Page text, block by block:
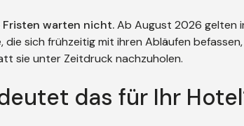
warten nicht.Ab August 2026 gelten
die sich frühzeitig mit ihren Abläufen
sie unter Zeitdruck nachzuholen.
das für Ihr